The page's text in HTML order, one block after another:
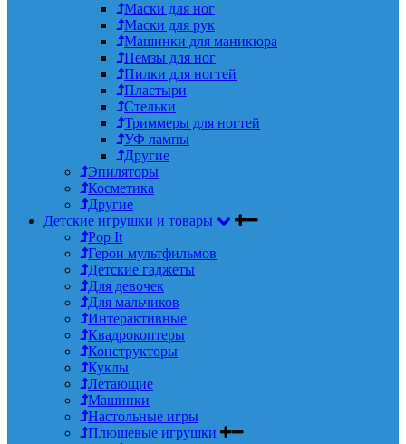
Маски для ног
Маски для рук
Машинки для маникюра
Пемзы для ног
Пилки для ногтей
Пластыри
Стельки
Триммеры для ногтей
УФ лампы
Другие
Эпиляторы
Косметика
Другие
Детские игрушки и товары
Pop It
Герои мультфильмов
Детские гаджеты
Для девочек
Для мальчиков
Интерактивные
Квадрокоптеры
Конструкторы
Куклы
Летающие
Машинки
Настольные игры
Плюшевые игрушки